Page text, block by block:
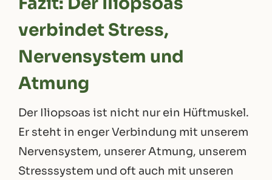
verbindet Stress,
Nervensystem und
Atmung
Der Iliopsoas ist nicht nur ein Hüftmuskel.
Er steht in enger Verbindung mit unserem
Nervensystem, unserer Atmung, unserem
Stresssystem und oft auch mit unseren